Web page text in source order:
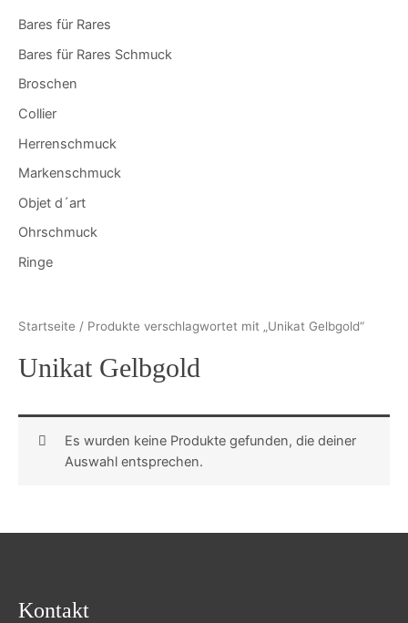
Bares für Rares
Bares für Rares Schmuck
Broschen
Collier
Herrenschmuck
Markenschmuck
Objet d´art
Ohrschmuck
Ringe
Startseite / Produkte verschlagwortet mit „Unikat Gelbgold“
Unikat Gelbgold
Es wurden keine Produkte gefunden, die deiner
Auswahl entsprechen.
Kontakt